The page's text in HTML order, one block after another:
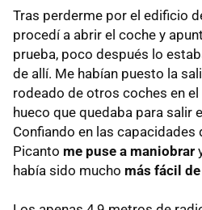
Tras perderme por el edificio
procedí a abrir el coche y
prueba, poco después lo
de allí. Me habían puesto la
rodeado de otros coches en
hueco que quedaba para salir
Confiando en las capacidades
Picanto me puse a maniobrar
había sido mucho más fácil